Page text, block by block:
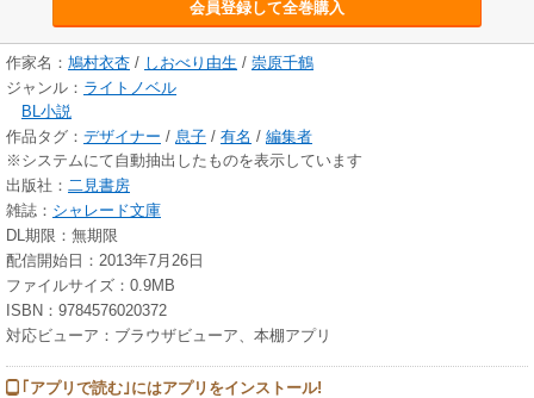
会員登録して全巻購入
作家名： 鳩村衣杏 / しおべり由生 / 崇原千鶴
ジャンル： ライトノベル
BL小説
作品タグ： デザイナー / 息子 / 有名 / 編集者
※システムにて自動抽出したものを表示しています
出版社： 二見書房
雑誌： シャレード文庫
DL期限：無期限
配信開始日：2013年7月26日
ファイルサイズ：0.9MB
ISBN：9784576020372
対応ビューア：ブラウザビューア、本棚アプリ
｢アプリで読む｣にはアプリをインストール!